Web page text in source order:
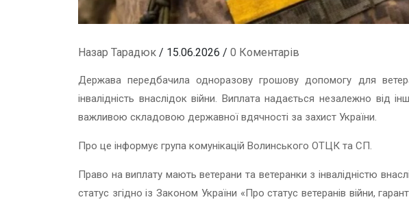
Назар Тарадюк / 15.06.2026 / 0 Коментарів
Держава передбачила одноразову грошову допомогу для
інвалідність внаслідок війни. Виплата надається незалежно від
важливою складовою державної вдячності за захист України.
Про це інформує група комунікацій Волинського ОТЦК та СП.
Право на виплату мають ветерани та ветеранки з інвалідністю
статус згідно із Законом України «Про статус ветеранів війни,